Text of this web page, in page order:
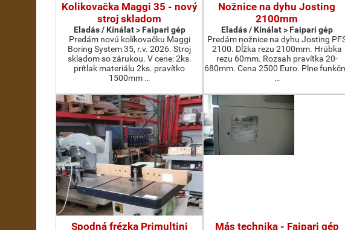
Kolikovačka Maggi 35 - nový
stroj skladom
Eladás / Kínálat > Faipari gép
Predám novú kolíkovačku Maggi
Boring System 35, r.v. 2026. Stroj
skladom so zárukou. V cene: 2ks.
prítlak materiálu 2ks. pravítko
1500mm …
Nožnice na dyhu Josting
2100mm
Eladás / Kínálat > Faipari gép
Predám nožnice na dyhu Josting
2100. Dĺžka rezu 2100mm. Hrúbka
rezu 60mm. Rozsah pravítka 20-
680mm. Cena 2500 Euro. Plne
…
Spodná frézka Primultini
Más technika - Faipari gép